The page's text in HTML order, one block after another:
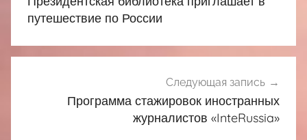
записям
путешествие по России
Следующая запись
Программа стажировок иностранных
журналистов «InteRussia»